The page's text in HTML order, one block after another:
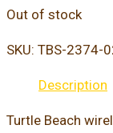
Out of stock
SKU: TBS-2374-
Description
Turtle Beach